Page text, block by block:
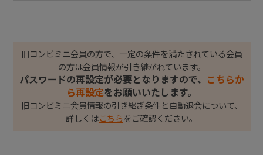
旧コンビミニ会員の方で、一定の条件を満たされている会員
の方は会員情報が引き継がれています。
パスワードの再設定が必要となりますので、
こちらか
ら再設定をお願いいたします。
旧コンビミニ会員情報の引き継ぎ条件と自動退会について、
詳しくはこちら をご確認ください。